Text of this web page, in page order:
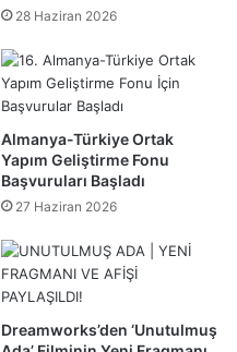
28 Haziran 2026
Almanya-Türkiye Ortak
Yapım Geliştirme Fonu
Başvuruları Başladı
27 Haziran 2026
Dreamworks’den ‘Unutulmuş